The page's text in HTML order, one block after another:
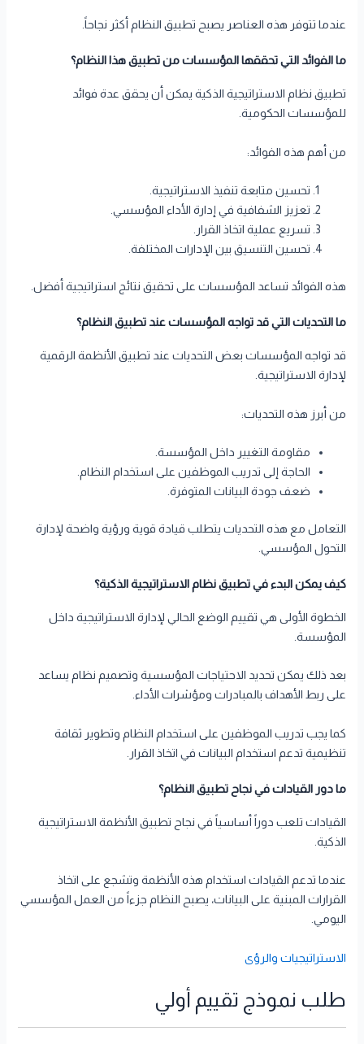
عندما تتوفر هذه العناصر يصبح تطبيق النظام أكثر نجاحاً.
ما الفوائد التي تحققها المؤسسات من تطبيق هذا النظام؟
تطبيق نظام الاستراتيجية الذكية يمكن أن يحقق عدة فوائد
للمؤسسات الحكومية.
من أهم هذه الفوائد:
تحسين متابعة تنفيذ الاستراتيجية.
تعزيز الشفافية في إدارة الأداء المؤسسي.
تسريع عملية اتخاذ القرار.
تحسين التنسيق بين الإدارات المختلفة.
هذه الفوائد تساعد المؤسسات على تحقيق نتائج استراتيجية أفضل.
ما التحديات التي قد تواجه المؤسسات عند تطبيق النظام؟
قد تواجه المؤسسات بعض التحديات عند تطبيق الأنظمة الرقمية
لإدارة الاستراتيجية.
من أبرز هذه التحديات:
مقاومة التغيير داخل المؤسسة.
الحاجة إلى تدريب الموظفين على استخدام النظام.
ضعف جودة البيانات المتوفرة.
التعامل مع هذه التحديات يتطلب قيادة قوية ورؤية واضحة لإدارة
التحول المؤسسي.
كيف يمكن البدء في تطبيق نظام الاستراتيجية الذكية؟
الخطوة الأولى هي تقييم الوضع الحالي لإدارة الاستراتيجية داخل
المؤسسة.
بعد ذلك يمكن تحديد الاحتياجات المؤسسية وتصميم نظام يساعد
على ربط الأهداف بالمبادرات ومؤشرات الأداء.
كما يجب تدريب الموظفين على استخدام النظام وتطوير ثقافة
تنظيمية تدعم استخدام البيانات في اتخاذ القرار.
ما دور القيادات في نجاح تطبيق النظام؟
القيادات تلعب دوراً أساسياً في نجاح تطبيق الأنظمة الاستراتيجية
الذكية.
عندما تدعم القيادات استخدام هذه الأنظمة وتشجع على اتخاذ
القرارات المبنية على البيانات، يصبح النظام جزءاً من العمل المؤسسي
اليومي.
الاستراتيجيات والرؤى
طلب نموذج تقييم أولي